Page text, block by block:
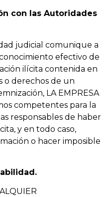
con las Autoridades
judicial comunique a
efectivo de
ilícita contenida en
o derechos de un
LA EMPRESA
competentes para la
responsables de haber
y en todo caso,
o hacer imposible